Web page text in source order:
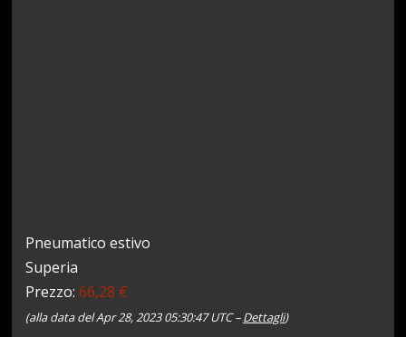
Pneumatico estivo
Superia
Prezzo:66,28 €
(alla data del Apr 28, 2023 05:30:47 UTC –Dettagli)